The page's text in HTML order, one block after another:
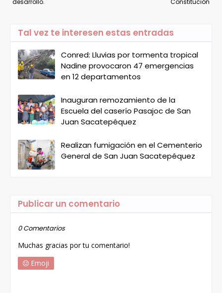
Constitución
desarrollo.
Tal vez te interesen estas entradas
Conred: Lluvias por tormenta tropical
Nadine provocaron 47 emergencias
en 12 departamentos
Inauguran remozamiento de la
Escuela del caserío Pasajoc de San
Juan Sacatepéquez
Realizan fumigación en el Cementerio
General de San Juan Sacatepéquez
Publicar un comentario
0 Comentarios
Muchas gracias por tu comentario!
Emoji